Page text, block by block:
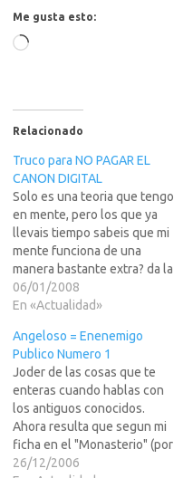
Me gusta esto:
Cargando...
Relacionado
Truco para NO PAGAR EL
CANON DIGITAL
Solo es una teoria que tengo
en mente, pero los que ya
llevais tiempo sabeis que mi
mente funciona de una
manera bastante extra? da la
casualidad que pilla casi
todos los fallos de los
usando la ideosincracia legal
de Eh!pa?sera bastante facil
evitar dicho CANON...
como?…
06/01/2008
En «Actualidad»
Angeloso = Enenemigo
Publico Numero 1
Joder de las cosas que te
enteras cuando hablas con
los antiguos conocidos.
Ahora resulta que segun mi
ficha en el "Monasterio" (por
lo antiguo y carca) del
26/12/2006